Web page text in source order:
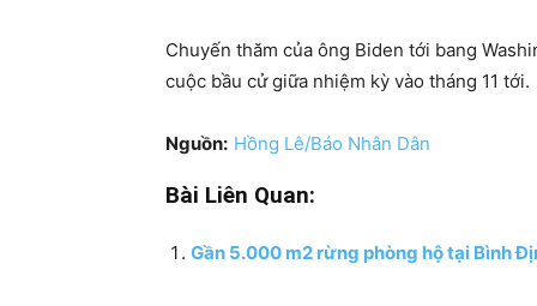
Chuyến thăm của ông Biden tới bang
cuộc bầu cử giữa nhiệm kỳ vào tháng 11 tới.
Nguồn: Hồng Lê/Báo Nhân Dân
Bài Liên Quan:
Gần 5.000 m2 rừng phòng hộ tại Bình